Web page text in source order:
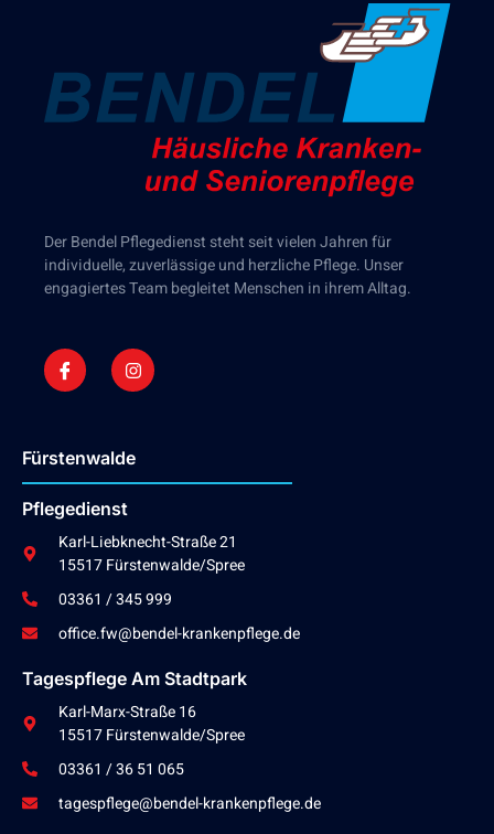
Der Bendel Pflegedienst steht seit vielen Jahren für
individuelle, zuverlässige und herzliche Pflege. Unser
engagiertes Team begleitet Menschen in ihrem Alltag.
Fürstenwalde
Pflegedienst
Karl-Liebknecht-Straße 21
15517 Fürstenwalde/Spree
03361 / 345 999
office.fw@bendel-krankenpflege.de
Tagespflege Am Stadtpark
Karl-Marx-Straße 16
15517 Fürstenwalde/Spree
03361 / 36 51 065
tagespflege@bendel-krankenpflege.de